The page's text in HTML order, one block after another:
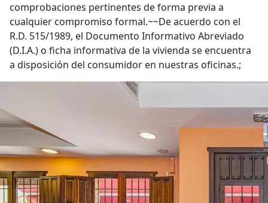
comprobaciones pertinentes de forma previa a
cualquier compromiso formal.~~De acuerdo con el
R.D. 515/1989, el Documento Informativo Abreviado
(D.I.A.) o ficha informativa de la vivienda se encuentra
a disposición del consumidor en nuestras oficinas.;